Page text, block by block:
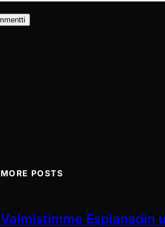
MORE POSTS
Valmistimme Esplanadin